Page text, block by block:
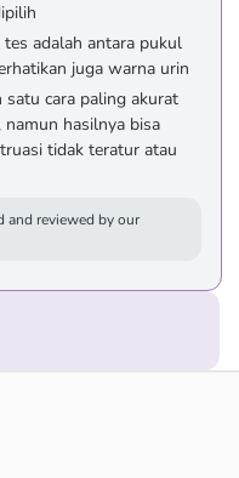
adalah antara pukul
juga warna urin
cara paling akurat
hasilnya bisa
tidak teratur atau
and reviewed by our